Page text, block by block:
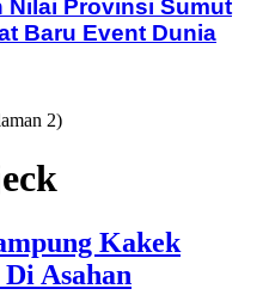
Nilai Provinsi Sumut
Baru Event Dunia
2)
Kakek
Asahan